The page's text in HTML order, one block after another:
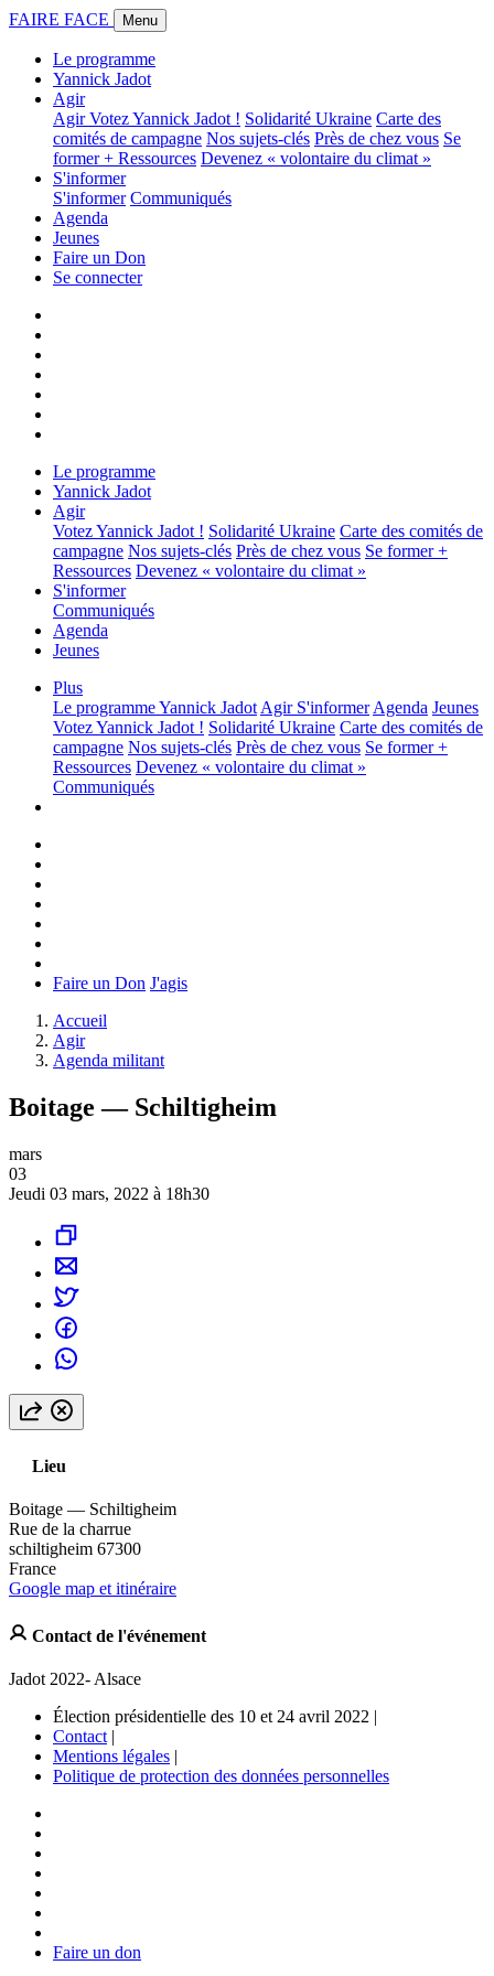
FAIRE FACE Menu
Le programme
Yannick Jadot
Agir
AgirVotez Yannick Jadot ! Solidarité Ukraine Carte des
comités de campagne Nos sujets-clés Près de chez vous Se
former + Ressources Devenez « volontaire du climat »
S'informer
S'informer Communiqués
Agenda
Jeunes
Faire un Don
Se connecter
Le programme
Yannick Jadot
Agir
Votez Yannick Jadot ! Solidarité Ukraine Carte des comités de
campagne Nos sujets-clés Près de chez vous Se former +
Ressources Devenez « volontaire du climat »
S'informer
Communiqués
Agenda
Jeunes
Plus
Le programmeYannick Jadot Agir S'informer Agenda Jeunes
Votez Yannick Jadot ! Solidarité Ukraine Carte des comités de
campagne Nos sujets-clés Près de chez vous Se former +
Ressources Devenez « volontaire du climat »
Communiqués
Faire un Don J'agis
Accueil
Agir
Agenda militant
Boitage — Schiltigheim
mars
03
Jeudi 03 mars, 2022 à 18h30
Lieu
Boitage — Schiltigheim
Rue de la charrue
schiltigheim 67300
France
Google map et itinéraire
Contact de l'événement
Jadot 2022- Alsace
Élection présidentielle des 10 et 24 avril 2022 |
Contact |
Mentions légales |
Politique de protection des données personnelles
Faire un don